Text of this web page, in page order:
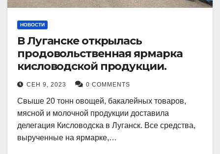
НОВОСТИ
В Луганске открылась
продовольственная ярмарка
кисловодской продукции.
СЕН 9, 2023 0 COMMENTS
Свыше 20 тонн овощей, бакалейных товаров,
мясной и молочной продукции доставила
делегация Кисловодска в Луганск. Все средства,
вырученные на ярмарке,…